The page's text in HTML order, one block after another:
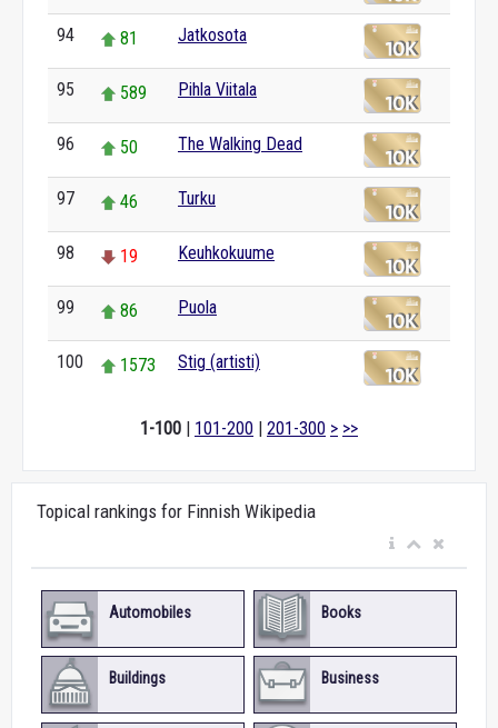
94 81 Jatkosota
95 589 Pihla Viitala
96 50 The Walking Dead
97 46 Turku
98 19 Keuhkokuume
99 86 Puola
100 1573 Stig (artisti)
1-100 | 101-200 | 201-300 > >>
Topical rankings for Finnish Wikipedia
Automobiles Books
Buildings Business